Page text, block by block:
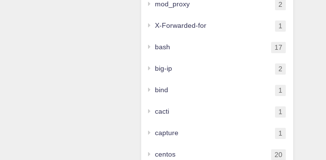
mod_proxy 2
X-Forwarded-for 1
bash 17
big-ip 2
bind 1
cacti 1
capture 1
centos 20